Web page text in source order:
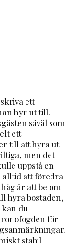
ett
hyr ut till.
såväl som
ett
till att hyra ut
men det
uppstå en
att föredra.
är att be om
hyra bostaden,
kan du
för
stabil